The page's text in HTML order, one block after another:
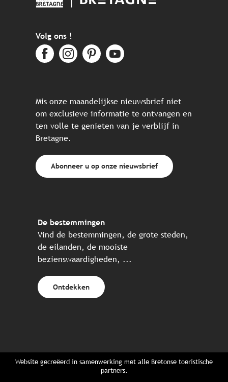
Volg ons !
Mis onze maandelijkse nieuwsbrief niet
om exclusieve informatie te ontvangen en
ten volle te genieten van je verblijf in
Bretagne.
Abonneer u op onze nieuwsbrief
De bestemmingen
Vind de bestemmingen, de grote steden,
de eilanden, de mooiste
bezienswaardigheden, ...
Ontdekken
Website gecreëerd in samenwerking met alle Bretonse toeristische
partners.